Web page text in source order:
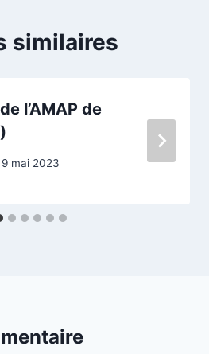
similaires
l’AMAP de
9 mai 2023